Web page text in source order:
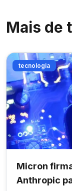
Mais de
tecnologia
Micron
Anthropic